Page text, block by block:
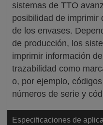
sistemas de TTO
posibilidad de imprimir
de los envases.
de producción, los
imprimir información
trazabilidad como
o, por ejemplo,
números de serie y
Especificaciones de